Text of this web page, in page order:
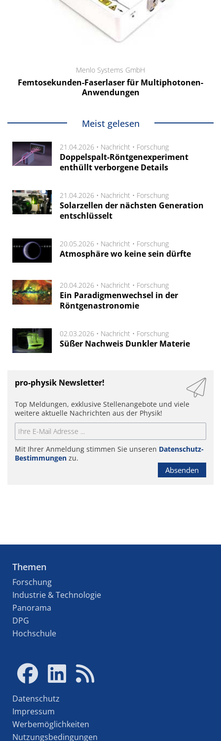
Menlo Systems GmbH
Femtosekunden-Faserlaser für Multiphotonen-
Anwendungen
Meist gelesen
21.04.2026 • Nachricht • Forschung
Doppelspalt-Röntgenexperiment
enthüllt verborgene Details
21.04.2026 • Nachricht • Forschung
Solarzellen der nächsten Generation
entschlüsselt
20.05.2026 • Nachricht • Forschung
Atmosphäre wo keine sein dürfte
20.04.2026 • Nachricht • Forschung
Ein Paradigmenwechsel in der
Röntgenastronomie
02.03.2026 • Nachricht • Forschung
Süßer Nachweis Dunkler Materie
pro-physik Newsletter!
Top Meldungen, exklusive Stellenangebote und viele
weitere aktuelle Nachrichten aus der Physik!
Mit Ihrer Anmeldung stimmen Sie unseren Datenschutz-
Bestimmungen zu.
Absenden
Themen
Forschung
Industrie & Technologie
Panorama
DPG
Hochschule
Datenschutz
Impressum
Werbemöglichkeiten
Nutzungsbedingungen